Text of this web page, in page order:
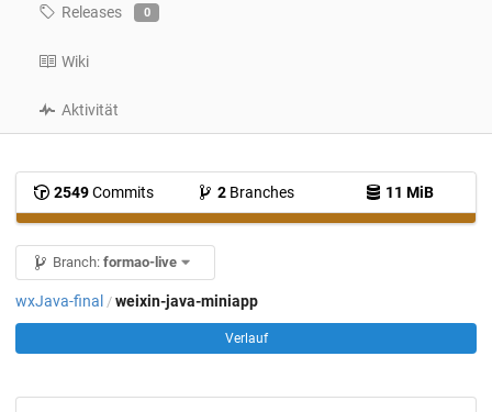
Releases 0
Wiki
Aktivität
2549Commits 2 Branches 11 MiB
Branch: formao-live
wxJava-final / weixin-java-miniapp
Verlauf